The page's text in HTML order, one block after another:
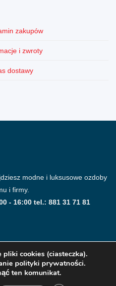
zakupów
i zwroty
dostawy
modne i luksusowe ozdoby
i firmy.
- 16:00 tel.: 881 31 71 81
cookies (ciasteczka).
polityki prywatności.
ten komunikat.